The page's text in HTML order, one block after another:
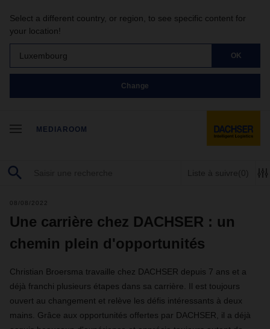
Select a different country, or region, to see specific content for
your location!
Luxembourg OK
Change
MEDIAROOM
Liste à suivre(0)
08/08/2022
Une carrière chez DACHSER : un
chemin plein d'opportunités
Christian Broersma travaille chez DACHSER depuis 7 ans et a
déjà franchi plusieurs étapes dans sa carrière. Il est toujours
ouvert au changement et relève les défis intéressants à deux
mains. Grâce aux opportunités offertes par DACHSER, il a déjà